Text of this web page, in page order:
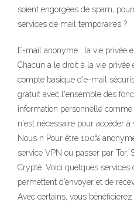
soient engorgées de spam,
services de mail temporaires ?
E-mail anonyme : la vie privée
Chacun a le droit à la vie
compte basique d'e-mail
gratuit avec l'ensemble des
information personnelle
n'est nécessaire pour accéder
Nous n Pour être 100%
service VPN ou passer par
Crypté. Voici quelques services
permettent d’envoyer et de
Avec certains, vous